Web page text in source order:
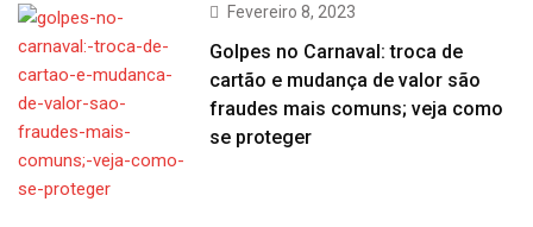
Fevereiro 8, 2023
Golpes no Carnaval: troca de
cartão e mudança de valor são
fraudes mais comuns; veja como
se proteger